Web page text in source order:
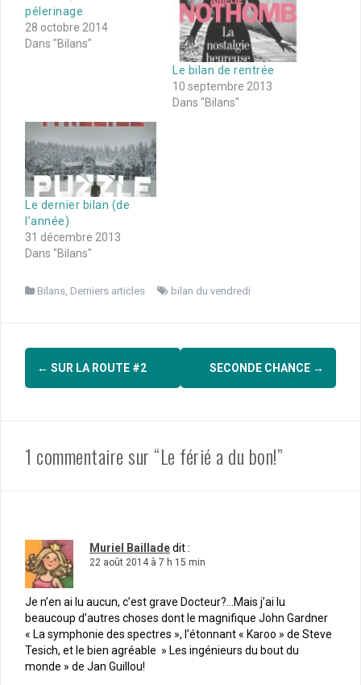
pélerinage
28 octobre 2014
Dans "Bilans"
Le bilan de rentrée
10 septembre 2013
Dans "Bilans"
Le dernier bilan (de
l’année)
31 décembre 2013
Dans "Bilans"
Bilans, Derniers articles bilan du vendredi
Navigation
d'article
← SUR LA ROUTE #2 SECONDE CHANCE →
1 commentaire sur “Le férié a du bon!”
Muriel Bailladedit :
22 août 2014 à 7 h 15 min
Je n’en ai lu aucun, c’est grave Docteur?…Mais j’ai lu
beaucoup d’autres choses dont le magnifique John Gardner
« La symphonie des spectres », l’étonnant « Karoo » de Steve
Tesich, et le bien agréable » Les ingénieurs du bout du
monde » de Jan Guillou!